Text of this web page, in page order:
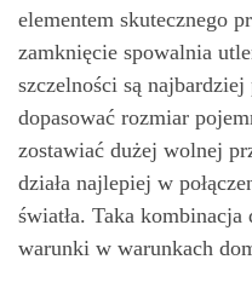
elementem skutecznego
zamknięcie spowalnia
szczelności są
dopasować rozmiar
zostawiać dużej wolnej
działa najlepiej w
światła. Taka
warunki w warunkach